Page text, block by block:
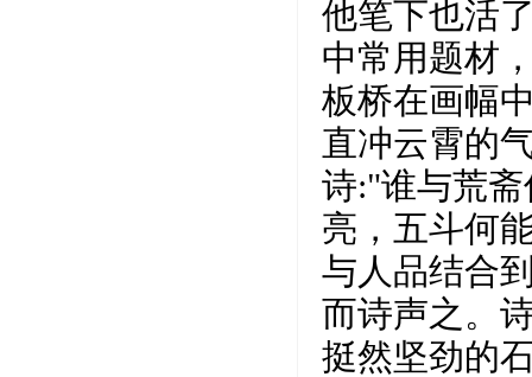
他笔下也活
中常用题材
板桥在画幅
直冲云霄的
诗:"谁与荒
亮，五斗何
与人品结合
而诗声之。
挺然坚劲的